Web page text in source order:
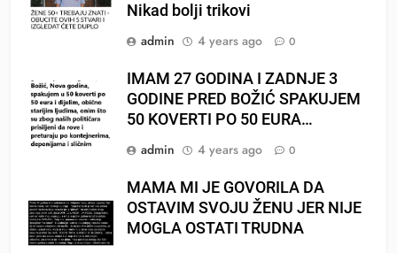
Nikad bolji trikovi
admin
4 years ago 0
IMAM 27 GODINA I ZADNJE 3
GODINE PRED BOŽIĆ SPAKUJEM
50 KOVERTI PO 50 EURA…
admin
4 years ago 0
MAMA MI JE GOVORILA DA
OSTAVIM SVOJU ŽENU JER NIJE
MOGLA OSTATI TRUDNA